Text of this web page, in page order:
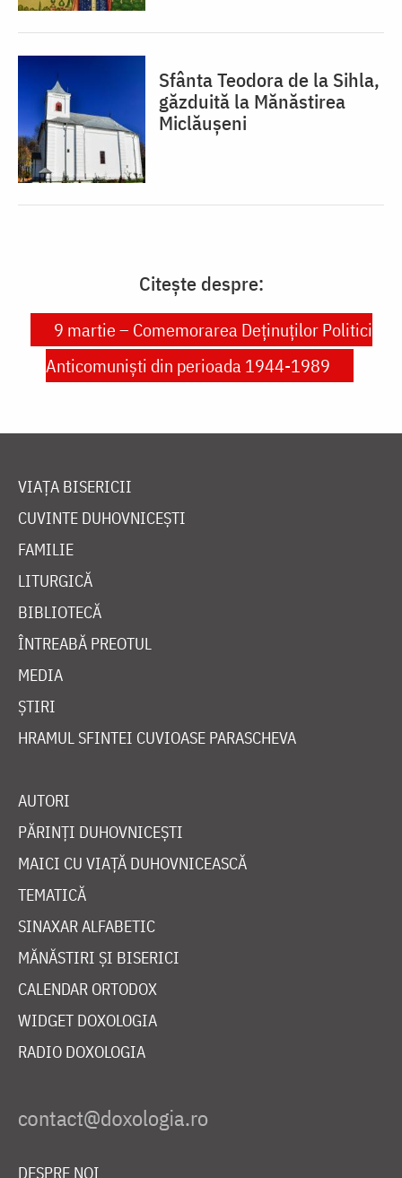
Sfânta Teodora de la Sihla,
găzduită la Mănăstirea
Miclăușeni
Citește despre:
9 martie – Comemorarea Deținuților Politici
Anticomuniști din perioada 1944-1989
VIAȚA BISERICII
CUVINTE DUHOVNICEȘTI
FAMILIE
LITURGICĂ
BIBLIOTECĂ
ÎNTREABĂ PREOTUL
MEDIA
ȘTIRI
HRAMUL SFINTEI CUVIOASE PARASCHEVA
AUTORI
PĂRINȚI DUHOVNICEȘTI
MAICI CU VIAȚĂ DUHOVNICEASCĂ
TEMATICĂ
SINAXAR ALFABETIC
MĂNĂSTIRI ȘI BISERICI
CALENDAR ORTODOX
WIDGET DOXOLOGIA
RADIO DOXOLOGIA
DESPRE NOI